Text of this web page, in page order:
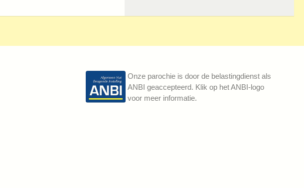
Onze parochie is door de belastingdienst als
ANBI geaccepteerd. Klik op het ANBI-logo
voor meer informatie.